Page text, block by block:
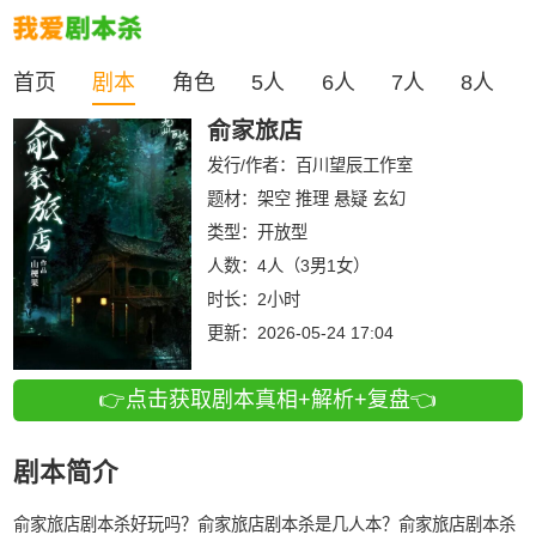
首页 剧本 角色 5人 6人 7人 8人
俞家旅店
发行/作者：
百川望辰工作室
题材：架空 推理 悬疑 玄幻
类型： 开放型
人数： 4人（3男1女）
时长： 2小时
更新： 2026-05-24 17:04
👉点击获取剧本真相+解析+复盘👈
剧本简介
俞家旅店剧本杀好玩吗？俞家旅店剧本杀是几人本？俞家旅店剧本杀